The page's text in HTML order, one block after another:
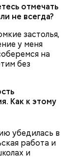
отмечать
не всегда?
застолья,
у меня
на
без
Как к этому
убедилась в
работа и
и